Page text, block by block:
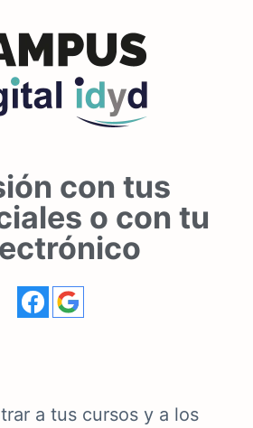
con tus
o con tu
a tus cursos y a los